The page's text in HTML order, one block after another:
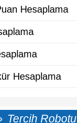
Hesaplama
Hesaplama
Tercih Robotu